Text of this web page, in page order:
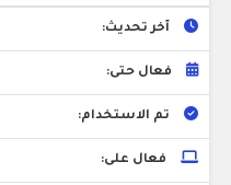
آخر تحديث:
فعال حتى:
تم الاستخدام:
فعال على: